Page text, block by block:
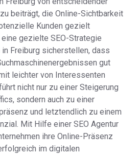
beiträgt, die Online-Sichtbarkeit
Kunden gezielt
gezielte SEO-Strategie
in Freiburg sicherstellen, dass
gut
leichter von Interessenten
nicht nur zu einer Steigerung
sondern auch zu einer
und letztendlich zu einem
Mit Hilfe einer SEO Agentur
ihre Online-Präsenz
im digitalen